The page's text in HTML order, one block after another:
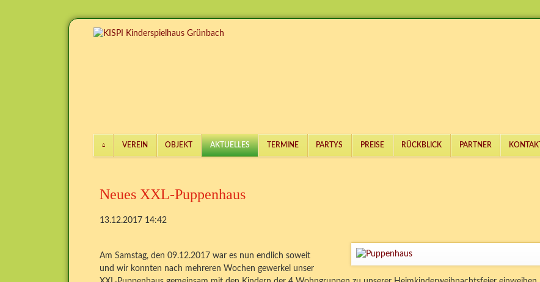
VEREIN OBJEKT AKTUELLES TERMINE PARTYS PREISE RÜCKBLICK PARTNER KONTAKT
Neues XXL-Puppenhaus
13.12.2017 14:42
Am Samstag, den 09.12.2017 war es nun endlich soweit
und wir konnten nach mehreren Wochen gewerkel unser